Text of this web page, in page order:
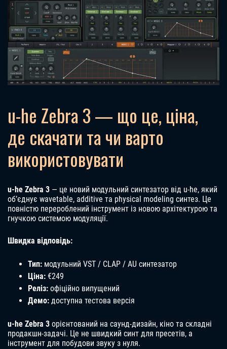
u-he Zebra 3 — що це, ціна,
де скачати та чи варто
використовувати
u-he Zebra 3 — це новий модульний синтезатор від u-he, який
об’єднує wavetable, additive та physical modeling синтез. Це
повністю перероблений інструмент із новою архітектурою та
гнучкою системою модуляції.
Швидка відповідь:
Тип: модульний VST / CLAP / AU синтезатор
Ціна: €249
Реліз: офіційно випущений
Демо: доступна тестова версія
u-he Zebra 3 орієнтований на саунд-дизайн, кіно та складні
продакшн-задачі. Це не швидкий синт для пресетів, а
інструмент для побудови звуку з нуля.